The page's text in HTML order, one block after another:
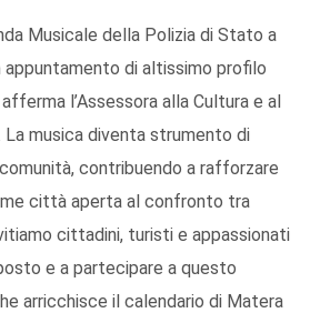
Musicale della Polizia di Stato a
di altissimo profilo
l’Assessora alla Cultura e al
La musica diventa strumento di
contribuendo a rafforzare
città aperta al confronto tra
cittadini, turisti e appassionati
e a partecipare a questo
arricchisce il calendario di Matera